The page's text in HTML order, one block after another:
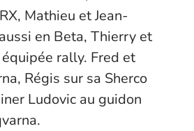
Mathieu et Jean-
en Beta, Thierry et
rally. Fred et
Régis sur sa Sherco
Ludovic au guidon